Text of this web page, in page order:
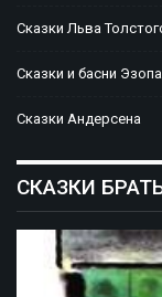
Сказки Льва
Сказки и басни Эзопа
Сказки Андерсена
СКАЗКИ